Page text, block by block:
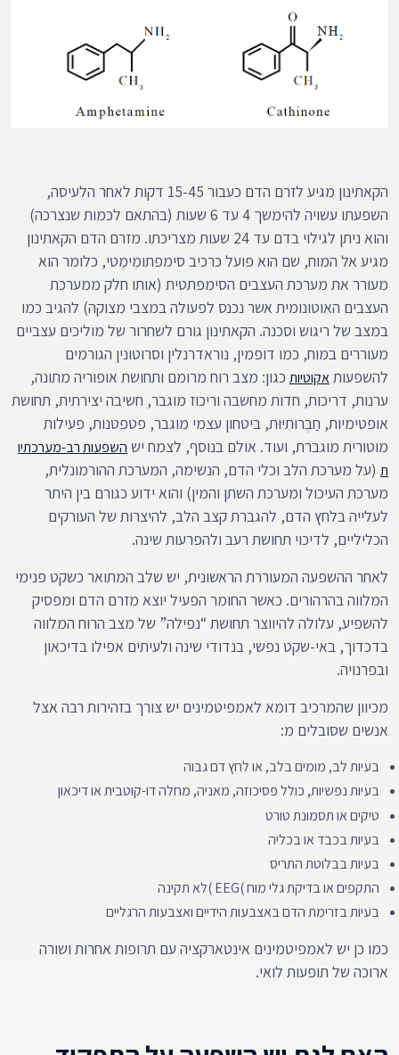
הקאתינון מגיע לזרם הדם כעבור 15-45 דקות לאחר הלעיסה,
השפעתו עשויה להימשך 4 עד 6 שעות (בהתאם לכמות שנצרכה)
והוא ניתן לגילוי בדם עד 24 שעות מצריכתו. מזרם הדם הקאתינון
מגיע אל המוח, שם הוא פועל כרכיב סימפתומִימֶטי, כלומר הוא
מעורר את מערכת העצבים הסימפתטית (אותו חלק ממערכת
העצבים האוטונומית אשר נכנס לפעולה במצבי מצוקה) להגיב כמו
במצב של ריגוש וסכנה. הקאתינון גורם לשחרור של מוליכים עצביים
מעוררים במוח, כמו דופמין, נוראדרנלין וסרוטונין הגורמים
להשפעותאקוטיות כגון: מצב רוח מרומם ותחושת אופוריה מתונה,
ערנות, דריכות, חדות מחשבה וריכוז מוגבר, חשיבה יצירתית, תחושת
אופטימיות, חַבְרוּתִיּוּת, ביטחון עצמי מוגבר, פטפטנות, פעילות
מוטורית מוגברת, ועוד. אולם בנוסף, לצמח יש השפעות רב-מערכתיו
ת (על מערכת הלב וכלי הדם, הנשימה, המערכת ההורמונלית,
מערכת העיכול ומערכת השתן והמין) והוא ידוע כגורם בין היתר
לעלייה בלחץ הדם, להגברת קצב הלב, להיצרות של העורקים
הכליליים, לדיכוי תחושת רעב ולהפרעות שינה.
לאחר ההשפעה המעוררת הראשונית, יש שלב המתואר כשקט פנימי
המלווה בהרהורים. כאשר החומר הפעיל יוצא מזרם הדם ומפסיק
להשפיע, עלולה להיווצר תחושת “נפילה” של מצב הרוח המלווה
בדכדוך, באי-שקט נפשי, בנדודי שינה ולעיתים אפילו בדיכאון
ובפרנויה.
מכיוון שהמרכיב דומא לאמפיטמינים יש צורך בזהירות רבה אצל
אנשים שסובלים מ:
בעיות לב, מומים בלב, או לחץ דם גבוה
בעיות נפשיות, כולל פסיכוזה, מאניה, מחלה דו-קוטבית או דיכאון
טיקים או תסמונת טורט
בעיות בכבד או בכליה
בעיות בבלוטת התריס
התקפים או בדיקת גלי מוח )EEG )לא תקינה
בעיות בזרימת הדם באצבעות הידיים ואצבעות הרגליים
כמו כן יש לאמפיטמינים אינטארקציה עם תרופות אחרות ושורה
ארוכה של תופעות לואי.